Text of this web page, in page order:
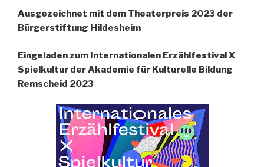
Ausgezeichnet mit dem Theaterpreis 2023 der
Bürgerstiftung Hildesheim
Eingeladen zum Internationalen Erzählfestival X
Spielkultur der Akademie für Kulturelle Bildung
Remscheid 2023